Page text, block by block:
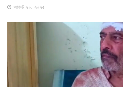
আগস্ট ২০, ২০২৫